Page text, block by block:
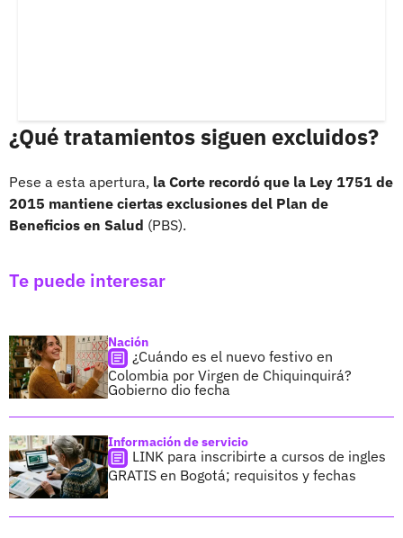
¿Qué tratamientos siguen excluidos?
Pese a esta apertura, la Corte recordó que la Ley 1751 de
2015 mantiene ciertas exclusiones del Plan de
Beneficios en Salud (PBS).
Te puede interesar
Nación
¿Cuándo es el nuevo festivo en
Colombia por Virgen de Chiquinquirá?
Gobierno dio fecha
Información de servicio
LINK para inscribirte a cursos de ingles
GRATIS en Bogotá; requisitos y fechas